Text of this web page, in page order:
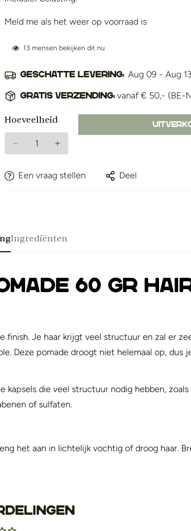
Meld me als het weer op voorraad is
13 mensen bekijken dit nu
Geschatte levering: Aug 09 - Aug 13
Gratis verzending: vanaf € 50,- (BE-
Hoeveelheid
Een vraag stellen Deel
Ingrediënten
60 gr
Je haar krijgt veel structuur en zal er
Deze pomade droogt niet helemaal op, dus
die veel structuur nodig hebben, zoals
of sulfaten.
het aan in lichtelijk vochtig of droog haar.